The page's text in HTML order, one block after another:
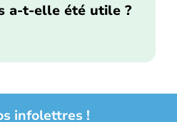
a-t-elle été utile ?
infolettres !